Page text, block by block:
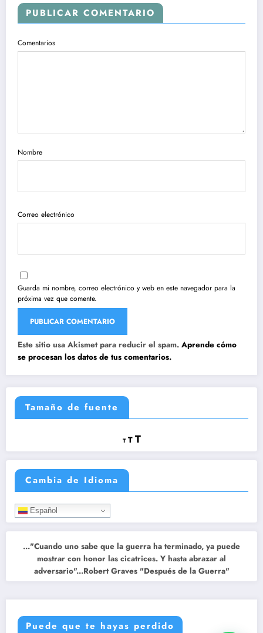
Tamaño de fuente
T
Reducir
tamaño
de
fuente.
TRestablecer
de
TAumentar
tamaño
fuente.
Cambia de Idioma
Español
..."Cuando uno sabe que la guerra ha terminado, ya puede
mostrar con honor las cicatrices. Y hasta abrazar al
adversario"...Robert Graves "Después de la Guerra"
PUBLICAR COMENTARIO
Comentarios
Nombre
Correo electrónico
Guarda mi nombre, correo electrónico y web en este navegador para la
próxima vez que comente.
Este sitio usa Akismet para reducir el spam. Aprende cómo
se procesan los datos de tus comentarios.
Puede que te hayas perdido